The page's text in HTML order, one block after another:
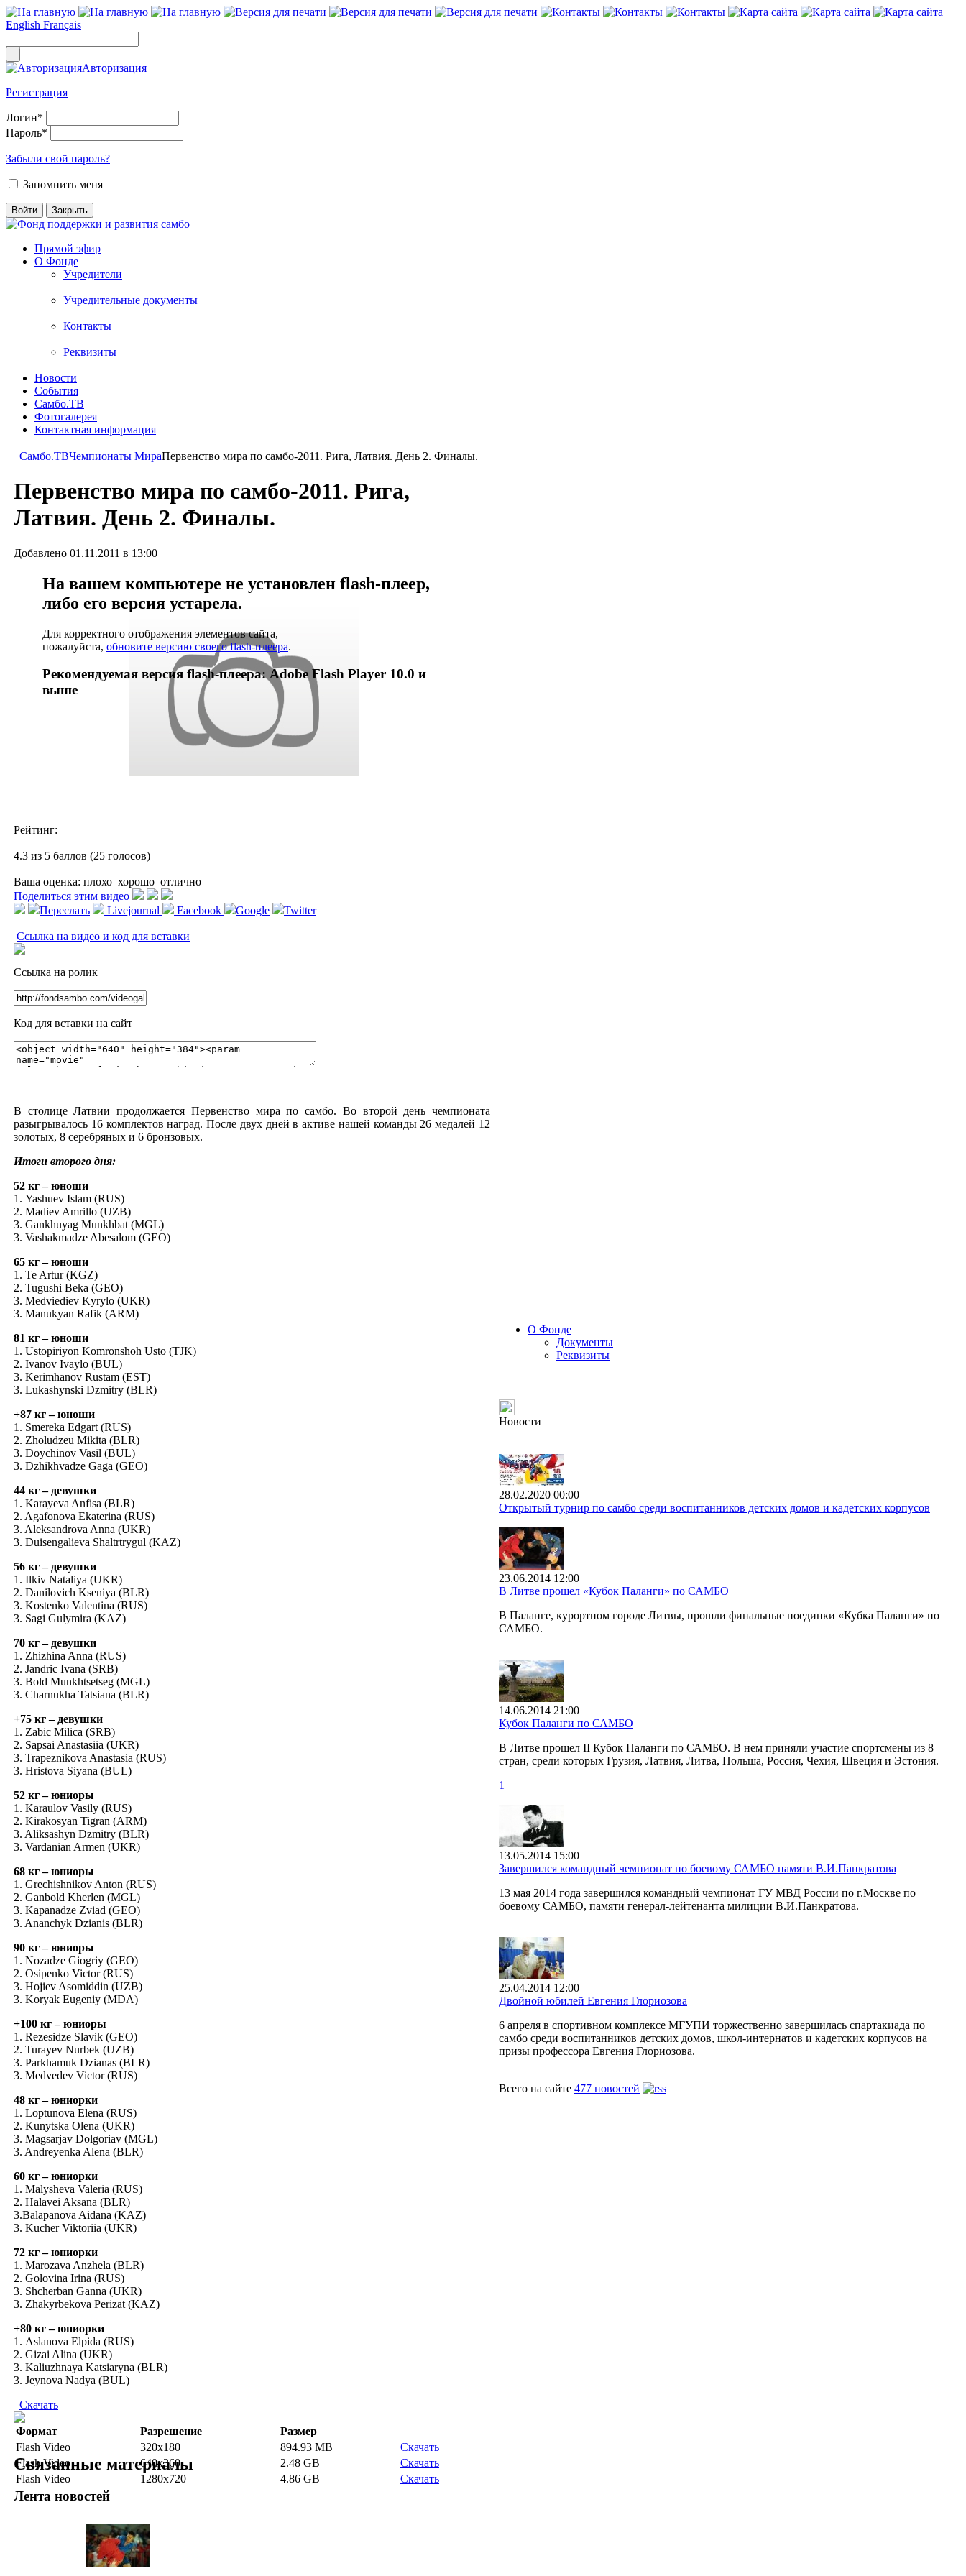
English Français
Авторизация
Регистрация
Логин*
Пароль*
Забыли свой пароль?
Запомнить меня
Прямой эфир
О Фонде
Учредители
Учредительные документы
Контакты
Реквизиты
Новости
События
Самбо.ТВ
Фотогалерея
Контактная информация
Самбо.ТВЧемпионаты МираПервенство мира по самбо-2011. Рига, Латвия. День 2. Финалы.
Первенство мира по самбо-2011. Рига,
Латвия. День 2. Финалы.
Добавлено 01.11.2011 в 13:00
На вашем компьютере не установлен flash-плеер,
либо его версия устарела.
Для корректного отображения элементов сайта,
пожалуйста, обновите версию своего flash-плеера.
Рекомендуемая версия flash-плеера: Adobe Flash Player 10.0 и
выше
Рейтинг:
4.3 из 5 баллов (25 голосов)
Ваша оценка: плохо хорошо отлично
Поделиться этим видео
Переслать
Livejournal Facebook Google Twitter
Ссылка на видео и код для вставки
Ссылка на ролик
Код для вставки на сайт
В столице Латвии продолжается Первенство мира по самбо. Во второй день чемпионата
разыгрывалось 16 комплектов наград. После двух дней в активе нашей команды 26 медалей 12
золотых, 8 серебряных и 6 бронзовых.
Итоги второго дня:
52 кг – юноши
1. Yashuev Islam (RUS)
2. Madiev Amrillo (UZB)
3. Gankhuyag Munkhbat (MGL)
3. Vashakmadze Abesalom (GEO)
65 кг – юноши
1. Te Artur (KGZ)
2. Tugushi Beka (GEO)
3. Medviediev Kyrylo (UKR)
3. Manukyan Rafik (ARM)
81 кг – юноши
1. Ustopiriyon Komronshoh Usto (TJK)
2. Ivanov Ivaylo (BUL)
3. Kerimhanov Rustam (EST)
3. Lukashynski Dzmitry (BLR)
+87 кг – юноши
1. Smereka Edgart (RUS)
2. Zholudzeu Mikita (BLR)
3. Doychinov Vasil (BUL)
3. Dzhikhvadze Gaga (GEO)
44 кг – девушки
1. Karayeva Anfisa (BLR)
2. Agafonova Ekaterina (RUS)
3. Aleksandrova Anna (UKR)
3. Duisengalieva Shaltrtrygul (KAZ)
56 кг – девушки
1. Ilkiv Nataliya (UKR)
2. Danilovich Kseniya (BLR)
3. Kostenko Valentina (RUS)
3. Sagi Gulymira (KAZ)
70 кг – девушки
1. Zhizhina Anna (RUS)
2. Jandric Ivana (SRB)
3. Bold Munkhtsetseg (MGL)
3. Charnukha Tatsiana (BLR)
+75 кг – девушки
1. Zabic Milica (SRB)
2. Sapsai Anastasiia (UKR)
3. Trapeznikova Anastasia (RUS)
3. Hristova Siyana (BUL)
52 кг – юниоры
1. Karaulov Vasily (RUS)
2. Kirakosyan Tigran (ARM)
3. Aliksashyn Dzmitry (BLR)
3. Vardanian Armen (UKR)
68 кг – юниоры
1. Grechishnikov Anton (RUS)
2. Ganbold Kherlen (MGL)
3. Kapanadze Zviad (GEO)
3. Ananchyk Dzianis (BLR)
90 кг – юниоры
1. Nozadze Giogriy (GEO)
2. Osipenko Victor (RUS)
3. Hojiev Asomiddin (UZB)
3. Koryak Eugeniy (MDA)
+100 кг – юниоры
1. Rezesidze Slavik (GEO)
2. Turayev Nurbek (UZB)
3. Parkhamuk Dzianas (BLR)
3. Medvedev Victor (RUS)
48 кг – юниорки
1. Loptunova Elena (RUS)
2. Kunytska Olena (UKR)
3. Magsarjav Dolgoriav (MGL)
3. Andreyenka Alena (BLR)
60 кг – юниорки
1. Malysheva Valeria (RUS)
2. Halavei Aksana (BLR)
3.Balapanova Aidana (KAZ)
3. Kucher Viktoriia (UKR)
72 кг – юниорки
1. Marozava Anzhela (BLR)
2. Golovina Irina (RUS)
3. Shcherban Ganna (UKR)
3. Zhakyrbekova Perizat (KAZ)
+80 кг – юниорки
1. Aslanova Elpida (RUS)
2. Gizai Alina (UKR)
3. Kaliuzhnaya Katsiaryna (BLR)
3. Jeynova Nadya (BUL)
Скачать
Формат Разрешение
Размер
Flash Video
320x180 894.93 MB
Скачать
Flash Video
640x360 2.48 GB
Скачать
Flash Video
1280x720 4.86 GB Скачать
Связанные материалы
Лента новостей
О Фонде
Документы
Реквизиты
Новости
28.02.2020 00:00
Открытый турнир по самбо среди воспитанников детских домов и кадетских корпусов
23.06.2014 12:00
В Литве прошел «Кубок Паланги» по САМБО
В Паланге, курортном городе Литвы, прошли финальные поединки «Кубка Паланги» по
САМБО.
14.06.2014 21:00
Кубок Паланги по САМБО
В Литве прошел II Кубок Паланги по САМБО. В нем приняли участие спортсмены из 8
стран, среди которых Грузия, Латвия, Литва, Польша, Россия, Чехия, Швеция и Эстония.
1
13.05.2014 15:00
Завершился командный чемпионат по боевому САМБО памяти В.И.Панкратова
13 мая 2014 года завершился командный чемпионат ГУ МВД России по г.Москве по
боевому САМБО, памяти генерал-лейтенанта милиции В.И.Панкратова.
25.04.2014 12:00
Двойной юбилей Евгения Глориозова
6 апреля в спортивном комплексе МГУПИ торжественно завершилась спартакиада по
самбо среди воспитанников детских домов, школ-интернатов и кадетских корпусов на
призы профессора Евгения Глориозова.
Всего на сайте 477 новостей